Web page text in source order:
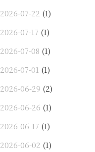
2026-07-22 (1)
2026-07-17 (1)
2026-07-08 (1)
2026-07-01 (1)
2026-06-29 (2)
2026-06-26 (1)
2026-06-17 (1)
2026-06-02 (1)